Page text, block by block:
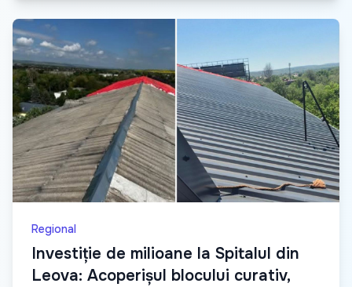
Regional
Investiție de milioane la Spitalul din
Leova: Acoperișul blocului curativ,